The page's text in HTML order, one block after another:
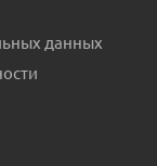
данных